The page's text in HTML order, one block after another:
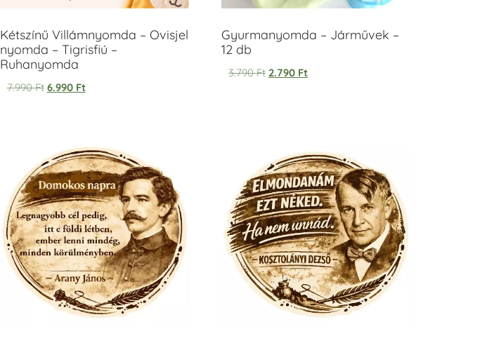
Kétszínű Villámnyomda – Ovisjel
nyomda – Tigrisfiú –
Ruhanyomda
7.990Ft 6.990 Ft
Gyurmanyomda – Járművek –
12 db
3.790Ft 2.790 Ft